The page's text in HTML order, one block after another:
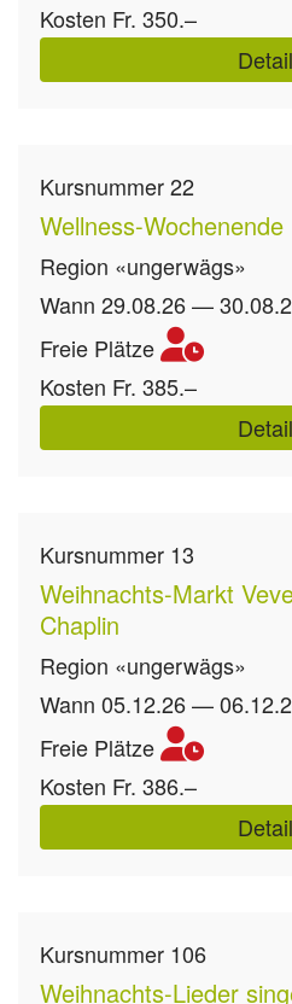
Kosten Fr. 350.–
Kursnummer22
Wellness-Wochenende
Region «ungerwägs»
Wann 29.08.26 —
Freie Plätze
Kosten Fr. 385.–
Kursnummer 13
Weihnachts-Markt
Chaplin
Region «ungerwägs»
Wann 05.12.26 —
Freie Plätze
Kosten Fr. 386.–
Kursnummer 106
Weihnachts-Lieder